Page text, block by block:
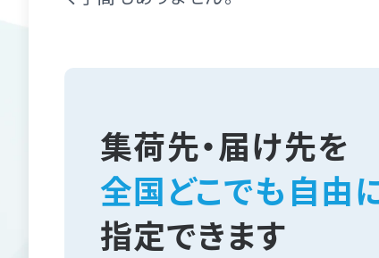
集荷先・届け先を
全国どこでも自由
指定できます